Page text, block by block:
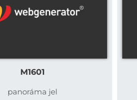
M1601
panoráma jel